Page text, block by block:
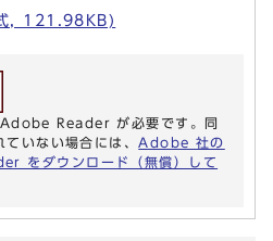
, 121.98KB)
Reader が必要です。同
いない場合には、 Adobe 社の
をダウンロード（無償）して